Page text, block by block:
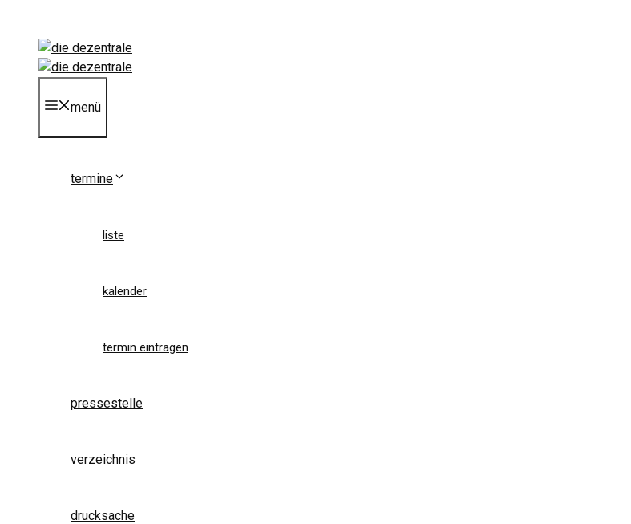
springen
menü
termine
liste
kalender
termin eintragen
pressestelle
verzeichnis
drucksache